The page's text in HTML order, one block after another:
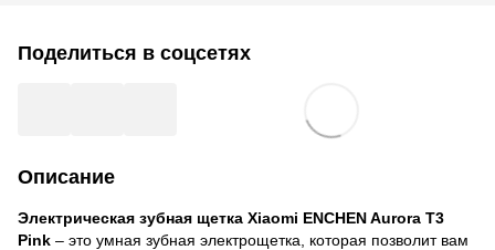
Поделиться в соцсетях
Описание
Электрическая зубная щетка Xiaomi ENCHEN Aurora T3
Pink – это умная зубная электрощетка, которая позволит вам